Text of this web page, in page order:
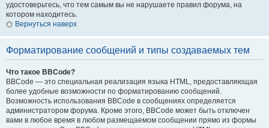
удостоверьтесь, что тем самым вы не нарушаете правил форума, на
котором находитесь.
Вернуться наверх
Форматирование сообщений и типы создаваемых тем
Что такое BBCode?
BBCode — это специальная реализация языка HTML, предоставляющая
более удобные возможности по форматированию сообщений.
Возможность использования BBCode в сообщениях определяется
администратором форума. Кроме этого, BBCode может быть отключен
вами в любое время в любом размещаемом сообщении прямо из формы